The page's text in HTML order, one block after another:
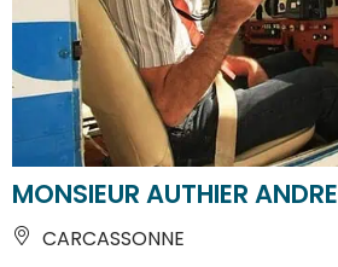
MONSIEUR AUTHIER ANDRE
CARCASSONNE